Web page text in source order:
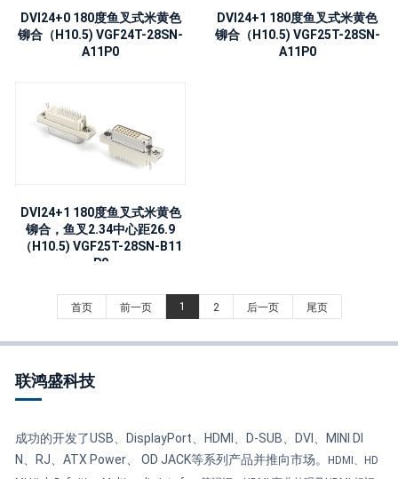
DVI24+0 180度鱼叉式米黄色
铆合（H10.5) VGF24T-28SN-
A11P0
DVI24+1 180度鱼叉式米黄色
铆合（H10.5) VGF25T-28SN-
A11P0
DVI24+1 180度鱼叉式米黄色
铆合，鱼叉2.34中心距26.9
（H10.5) VGF25T-28SN-B11
P0
首页 前一页 1 2 后一页 尾页
联鸿盛科技
成功的开发了USB、DisplayPort、HDMI、D-SUB、DVI、MINI DI
N、RJ、ATX Power、 OD JACK等系列产品并推向市场。HDMI、HD